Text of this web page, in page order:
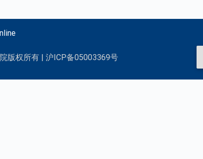
版权所有 | 沪ICP备05003369号